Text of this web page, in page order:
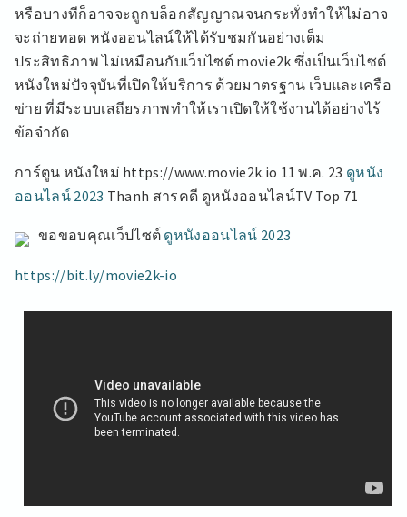
หรือบางทีก็อาจจะถูกบล็อกสัญญาณจนกระทั่งทำให้ไม่อาจ
จะถ่ายทอด หนังออนไลน์ให้ได้รับชมกันอย่างเต็ม
ประสิทธิภาพ ไม่เหมือนกับเว็บไซต์ movie2k ซึ่งเป็นเว็บไซต์
หนังใหม่ปัจจุบันที่เปิดให้บริการ ด้วยมาตรฐาน เว็บและเครือ
ข่าย ที่มีระบบเสถียรภาพทำให้เราเปิดให้ใช้งานได้อย่างไร้
ข้อจำกัด
การ์ตูน หนังใหม่ https://www.movie2k.io 11 พ.ค. 23 ดูหนัง
ออนไลน์ 2023 Thanh สารคดี ดูหนังออนไลน์TV Top 71
ขอขอบคุณเว็ปไซต์ ดูหนังออนไลน์ 2023
https://bit.ly/movie2k-io